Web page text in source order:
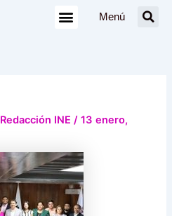
Menú
Redacción INE/13 enero,